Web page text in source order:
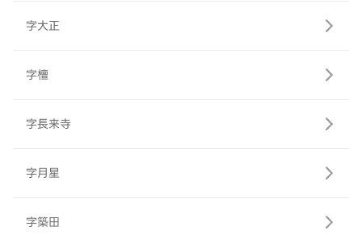
字大正
字檀
字長来寺
字月星
字築田